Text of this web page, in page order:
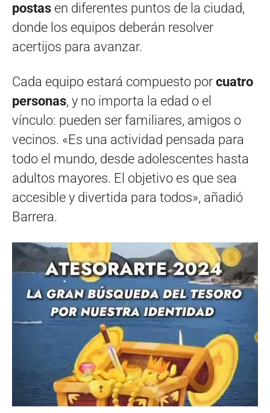
postas en diferentes puntos de la ciudad,
donde los equipos deberán resolver
acertijos para avanzar.
Cada equipo estará compuesto por cuatro
personas, y no importa la edad o el
vínculo: pueden ser familiares, amigos o
vecinos. «Es una actividad pensada para
todo el mundo, desde adolescentes hasta
adultos mayores. El objetivo es que sea
accesible y divertida para todos», añadió
Barrera.